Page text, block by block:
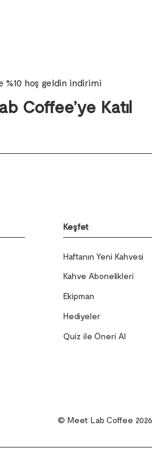
%10 hoş geldin indirimi
Coffee’ye Katıl
Keşfet
Haftanın Yeni Kahvesi
Kahve Abonelikleri
Ekipman
Hediyeler
Quiz ile Öneri Al
© Meet Lab Coffee 2026